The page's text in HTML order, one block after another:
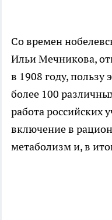
Со времен
Ильи Мечникова,
в 1908 году, пользу
более 100
работа российских
включение в
метаболизм и, в